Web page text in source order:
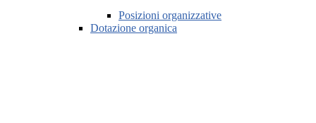
Posizioni organizzative
Dotazione organica